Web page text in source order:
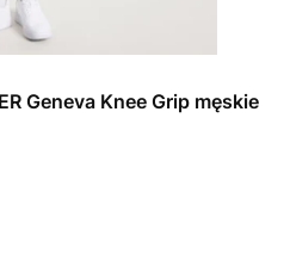
Geneva Knee Grip męskie